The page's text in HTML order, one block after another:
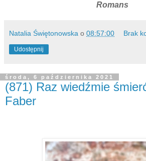
Romans
Natalia Świętonowska o 08:57:00 Brak
Udostępnij
środa, 6 października 2021
(871) Raz wiedźmie
Faber